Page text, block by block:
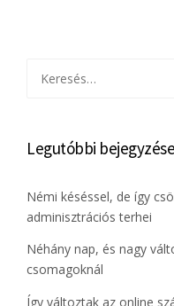
Legutóbbi
Némi késéssel, de így
adminisztrációs terhei
Néhány nap, és nagy
csomagoknál
Így változtak az online